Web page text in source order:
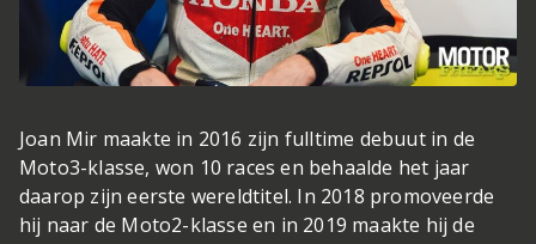
Joan Mir maakte in 2016 zijn fulltime debuut in de
Moto3-klasse, won 10 races en behaalde het jaar
daarop zijn eerste wereldtitel. In 2018 promoveerde
hij naar de Moto2-klasse en in 2019 maakte hij de